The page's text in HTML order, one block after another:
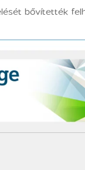
bővítették